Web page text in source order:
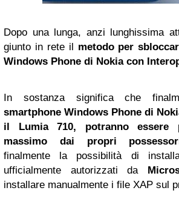
Dopo una lunga, anzi lunghissima
giunto in rete il metodo per
Windows Phone di Nokia con
In sostanza significa che
smartphone Windows Phone di
il Lumia 710, potranno essere
massimo dai propri
finalmente la possibilità di
ufficialmente autorizzati da
installare manualmente i file XAP sul